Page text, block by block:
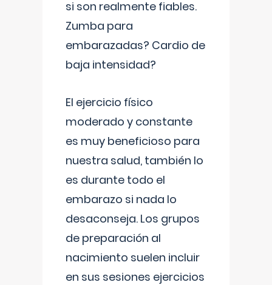
si son realmente fiables.
Zumba para
embarazadas? Cardio de
baja intensidad?
El ejercicio físico
moderado y constante
es muy beneficioso para
nuestra salud, también lo
es durante todo el
embarazo si nada lo
desaconseja. Los grupos
de preparación al
nacimiento suelen incluir
en sus sesiones ejercicios